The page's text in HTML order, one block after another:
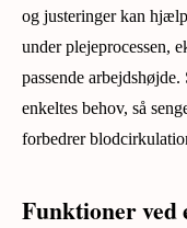
og justeringer kan
under plejeprocessen,
passende
enkeltes behov, så
forbedrer
Funktioner ved